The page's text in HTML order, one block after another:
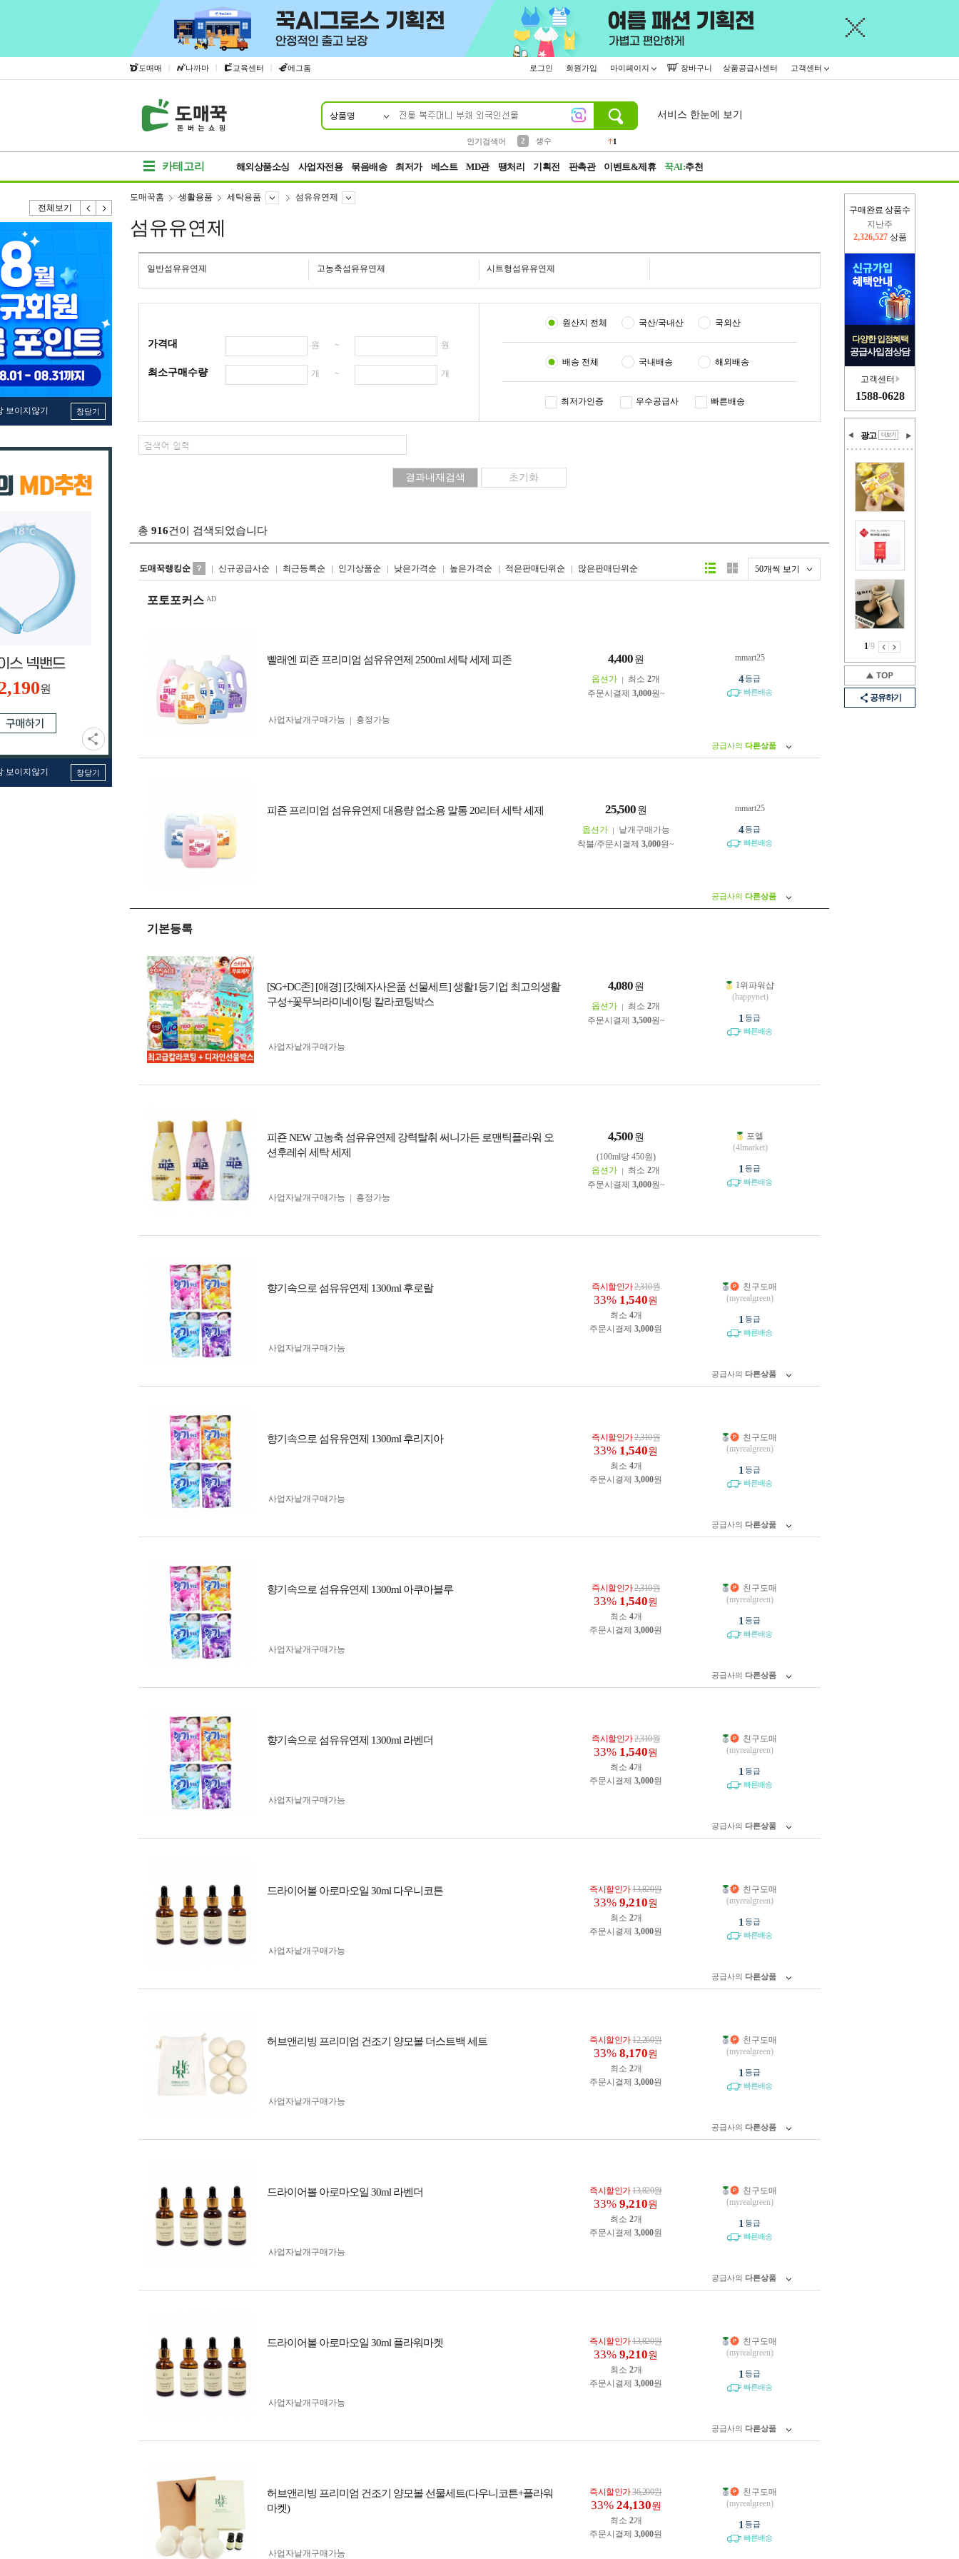
도매매 | 나까마 | 교육센터 | 에그돔 로그인 회원가입 마이페이지 장바구니 상품공급사센터 고객센터
상품명
인기검색어
2
생수
1
서비스 한눈에 보기
카테고리 해외상품소싱 사업자전용 묶음배송 최저가 베스트 MD관 땡처리 기획전 판촉관 이벤트&제휴 꾹AI:추천
전체보기
보이지않기 창닫기
원
보이지않기 창닫기
구매완료 상품수
이번주
2,312,118 상품
다양한 입점혜택
공급사입점상담
고객센터
1588-0628
광고
1/9
공유하기
도매꾹홈 생활용품 세탁용품 섬유유연제
섬유유연제
일반섬유유연제 고농축섬유유연제 시트형섬유유연제
가격대 원 ~ 원
최소구매수량 개 ~ 개
원산지 전체 국산/국내산 국외산
배송 전체 국내배송 해외배송
최저가인증 우수공급사 빠른배송
총 916건이 검색되었습니다
도매꾹랭킹순 신규공급사순 최근등록순 인기상품순 낮은가격순 높은가격순 적은판매단위순 많은판매단위순 50개씩 보기
리스트형갤러리형
포토포커스
빨래엔 피죤 프리미엄 섬유유연제 2500ml 세탁 세제 피존 4,400 원
옵션가 최소 2개
주문시결제 3,000원~
사업자 낱개구매가능 흥정가능
mmart25
4등급
빠른배송
공급사의 다른상품
피죤 프리미엄 섬유유연제 대용량 업소용 말통 20리터 세탁 세제 25,500 원
옵션가
낱개구매가능
착불/주문시결제 3,000원~
mmart25
4등급
빠른배송
공급사의 다른상품
기본등록
[SG+DC존] [애경] [갓혜자사은품 선물세트] 생활1등기업 최고의생활
구성+꽃무늬라미네이팅 칼라코팅박스
4,080 원
옵션가 최소 2개
주문시결제 3,500원~
사업자 낱개구매가능
1위파워샵
(happynet)
1 등급
빠른배송
피죤 NEW 고농축 섬유유연제 강력탈취 써니가든 로맨틱플라워 오
션후레쉬 세탁 세제
4,500 원
(100ml당 450원)
옵션가
최소 2개
주문시결제 3,000원~
사업자 낱개구매가능
흥정가능
포엘
(4lmarket)
1 등급
빠른배송
향기속으로 섬유유연제 1300ml 후로랄 즉시할인가2,310원
33% 1,540원
최소 4개
주문시결제 3,000원
사업자 낱개구매가능
친구도매
(myrealgreen)
1 등급
빠른배송
공급사의 다른상품
향기속으로 섬유유연제 1300ml 후리지아 즉시할인가2,310원
33% 1,540원
최소 4개
주문시결제 3,000원
사업자 낱개구매가능
친구도매
(myrealgreen)
1 등급
빠른배송
공급사의 다른상품
향기속으로 섬유유연제 1300ml 아쿠아블루 즉시할인가2,310원
33% 1,540원
최소 4개
주문시결제 3,000원
사업자 낱개구매가능
친구도매
(myrealgreen)
1 등급
빠른배송
공급사의 다른상품
향기속으로 섬유유연제 1300ml 라벤더 즉시할인가2,310원
33% 1,540원
최소 4개
주문시결제 3,000원
사업자 낱개구매가능
친구도매
(myrealgreen)
1 등급
빠른배송
공급사의 다른상품
드라이어볼 아로마오일 30ml 다우니코튼 즉시할인가13,820원
33% 9,210원
최소 2개
주문시결제 3,000원
사업자 낱개구매가능
친구도매
(myrealgreen)
1 등급
빠른배송
공급사의 다른상품
허브앤리빙 프리미엄 건조기 양모볼 더스트백 세트 즉시할인가12,260원
33% 8,170원
최소 2개
주문시결제 3,000원
사업자 낱개구매가능
친구도매
(myrealgreen)
1 등급
빠른배송
공급사의 다른상품
드라이어볼 아로마오일 30ml 라벤더 즉시할인가13,820원
33% 9,210원
최소 2개
주문시결제 3,000원
사업자 낱개구매가능
친구도매
(myrealgreen)
1 등급
빠른배송
공급사의 다른상품
드라이어볼 아로마오일 30ml 플라워마켓 즉시할인가13,820원
33% 9,210원
최소 2개
주문시결제 3,000원
사업자 낱개구매가능
친구도매
(myrealgreen)
1 등급
빠른배송
공급사의 다른상품
허브앤리빙 프리미엄 건조기 양모볼 선물세트(다우니코튼+플라워
마켓)
즉시할인가36,200원
33% 24,130원
최소 2개
주문시결제 3,000원
사업자 낱개구매가능
친구도매
(myrealgreen)
1 등급
빠른배송